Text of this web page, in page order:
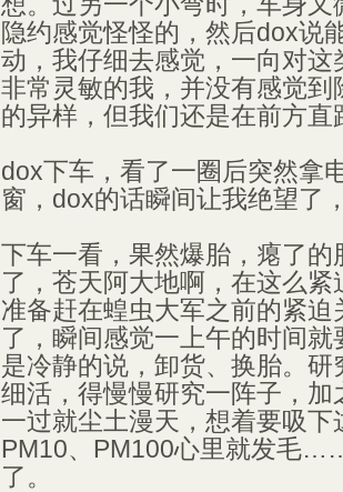
隐约感觉怪怪的，然后dox说
动，我仔细去感觉，一向对这
非常灵敏的我，并没有感觉到
的异样，但我们还是在前方直
dox下车，看了一圈后突然拿
窗，dox的话瞬间让我绝望
下车一看，果然爆胎，瘪了的
了，苍天阿大地啊，在这么
准备赶在蝗虫大军之前的紧迫
了，瞬间感觉一上午的时间
是冷静的说，卸货、换胎。
细活，得慢慢研究一阵子，加
一过就尘土漫天，想着要吸下
PM10、PM100心里就发毛
了。